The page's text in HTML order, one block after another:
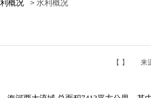
概况 > 水利概况
【 】 来